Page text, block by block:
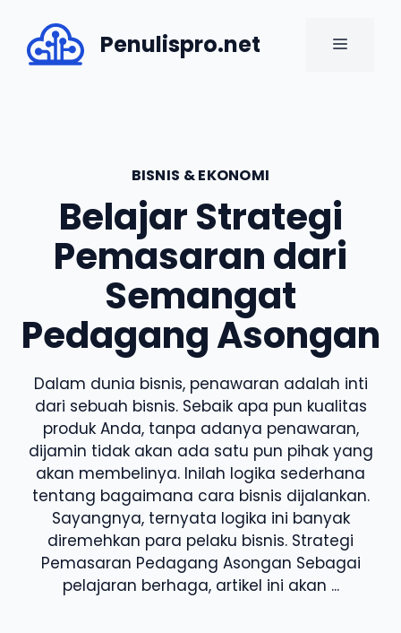
content
Penulispro.net MENU
BISNIS & EKONOMI
Belajar Strategi
Pemasaran dari
Semangat
Pedagang Asongan
Dalam dunia bisnis, penawaran adalah inti
dari sebuah bisnis. Sebaik apa pun kualitas
produk Anda, tanpa adanya penawaran,
dijamin tidak akan ada satu pun pihak yang
akan membelinya. Inilah logika sederhana
tentang bagaimana cara bisnis dijalankan.
Sayangnya, ternyata logika ini banyak
diremehkan para pelaku bisnis. Strategi
Pemasaran Pedagang Asongan Sebagai
pelajaran berhaga, artikel ini akan ...